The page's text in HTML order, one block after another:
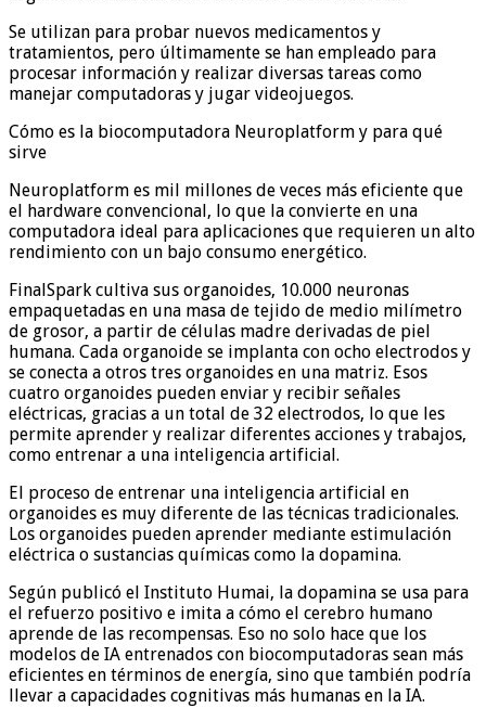
Se utilizan para probar nuevos medicamentos y
tratamientos, pero últimamente se han empleado para
procesar información y realizar diversas tareas como
manejar computadoras y jugar videojuegos.
Cómo es la biocomputadora Neuroplatform y para qué
sirve
Neuroplatform es mil millones de veces más eficiente que
el hardware convencional, lo que la convierte en una
computadora ideal para aplicaciones que requieren un alto
rendimiento con un bajo consumo energético.
FinalSpark cultiva sus organoides, 10.000 neuronas
empaquetadas en una masa de tejido de medio milímetro
de grosor, a partir de células madre derivadas de piel
humana. Cada organoide se implanta con ocho electrodos y
se conecta a otros tres organoides en una matriz. Esos
cuatro organoides pueden enviar y recibir señales
eléctricas, gracias a un total de 32 electrodos, lo que les
permite aprender y realizar diferentes acciones y trabajos,
como entrenar a una inteligencia artificial.
El proceso de entrenar una inteligencia artificial en
organoides es muy diferente de las técnicas tradicionales.
Los organoides pueden aprender mediante estimulación
eléctrica o sustancias químicas como la dopamina.
Según publicó el Instituto Humai, la dopamina se usa para
el refuerzo positivo e imita a cómo el cerebro humano
aprende de las recompensas. Eso no solo hace que los
modelos de IA entrenados con biocomputadoras sean más
eficientes en términos de energía, sino que también podría
llevar a capacidades cognitivas más humanas en la IA.